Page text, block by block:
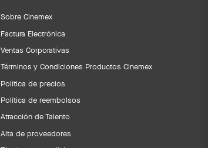
Sobre Cinemex
Factura Electrónica
Ventas Corporativas
Términos y Condiciones Productos Cinemex
Política de precios
Política de reembolsos
Atracción de Talento
Alta de proveedores